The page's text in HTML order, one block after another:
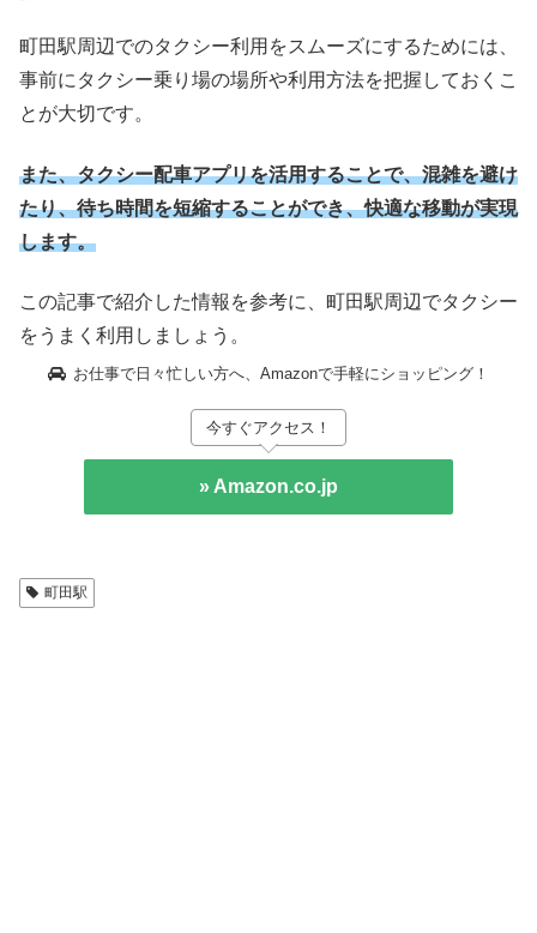
町田駅周辺でのタクシー利用をスムーズにするためには、
事前にタクシー乗り場の場所や利用方法を把握しておくこ
とが大切です。
また、タクシー配車アプリを活用することで、混雑を避け
たり、待ち時間を短縮することができ、快適な移動が実現
します。
この記事で紹介した情報を参考に、町田駅周辺でタクシー
をうまく利用しましょう。
お仕事で日々忙しい方へ、Amazonで手軽にショッピング！
今すぐアクセス！
» Amazon.co.jp
町田駅